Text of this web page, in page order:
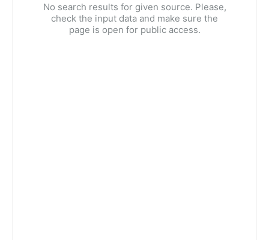
No search results for given source. Please,
check the input data and make sure the
page is open for public access.